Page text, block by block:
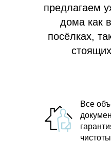
предлагаем
дома как
посёлках,
Все